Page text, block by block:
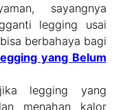
sayangnya
legging usai
berbahaya bagi
yang Belum
legging yang
menahan kalor